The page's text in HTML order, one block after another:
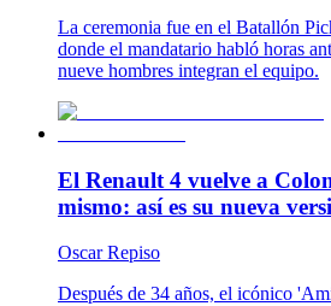
La ceremonia fue en el Batallón
donde el mandatario habló horas
nueve hombres integran el equipo.
El Renault 4 vuelve a
mismo: así es su nueva
Oscar Repiso
Después de 34 años, el icónico